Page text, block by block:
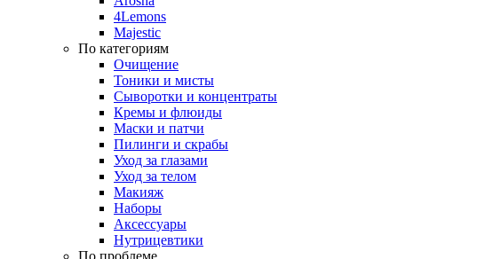
4Lemons
Majestic
По категориям
Очищение
Тоники и мисты
Сыворотки и концентраты
Кремы и флюиды
Маски и патчи
Пилинги и скрабы
Уход за глазами
Уход за телом
Макияж
Наборы
Аксессуары
Нутрицевтики
По проблеме